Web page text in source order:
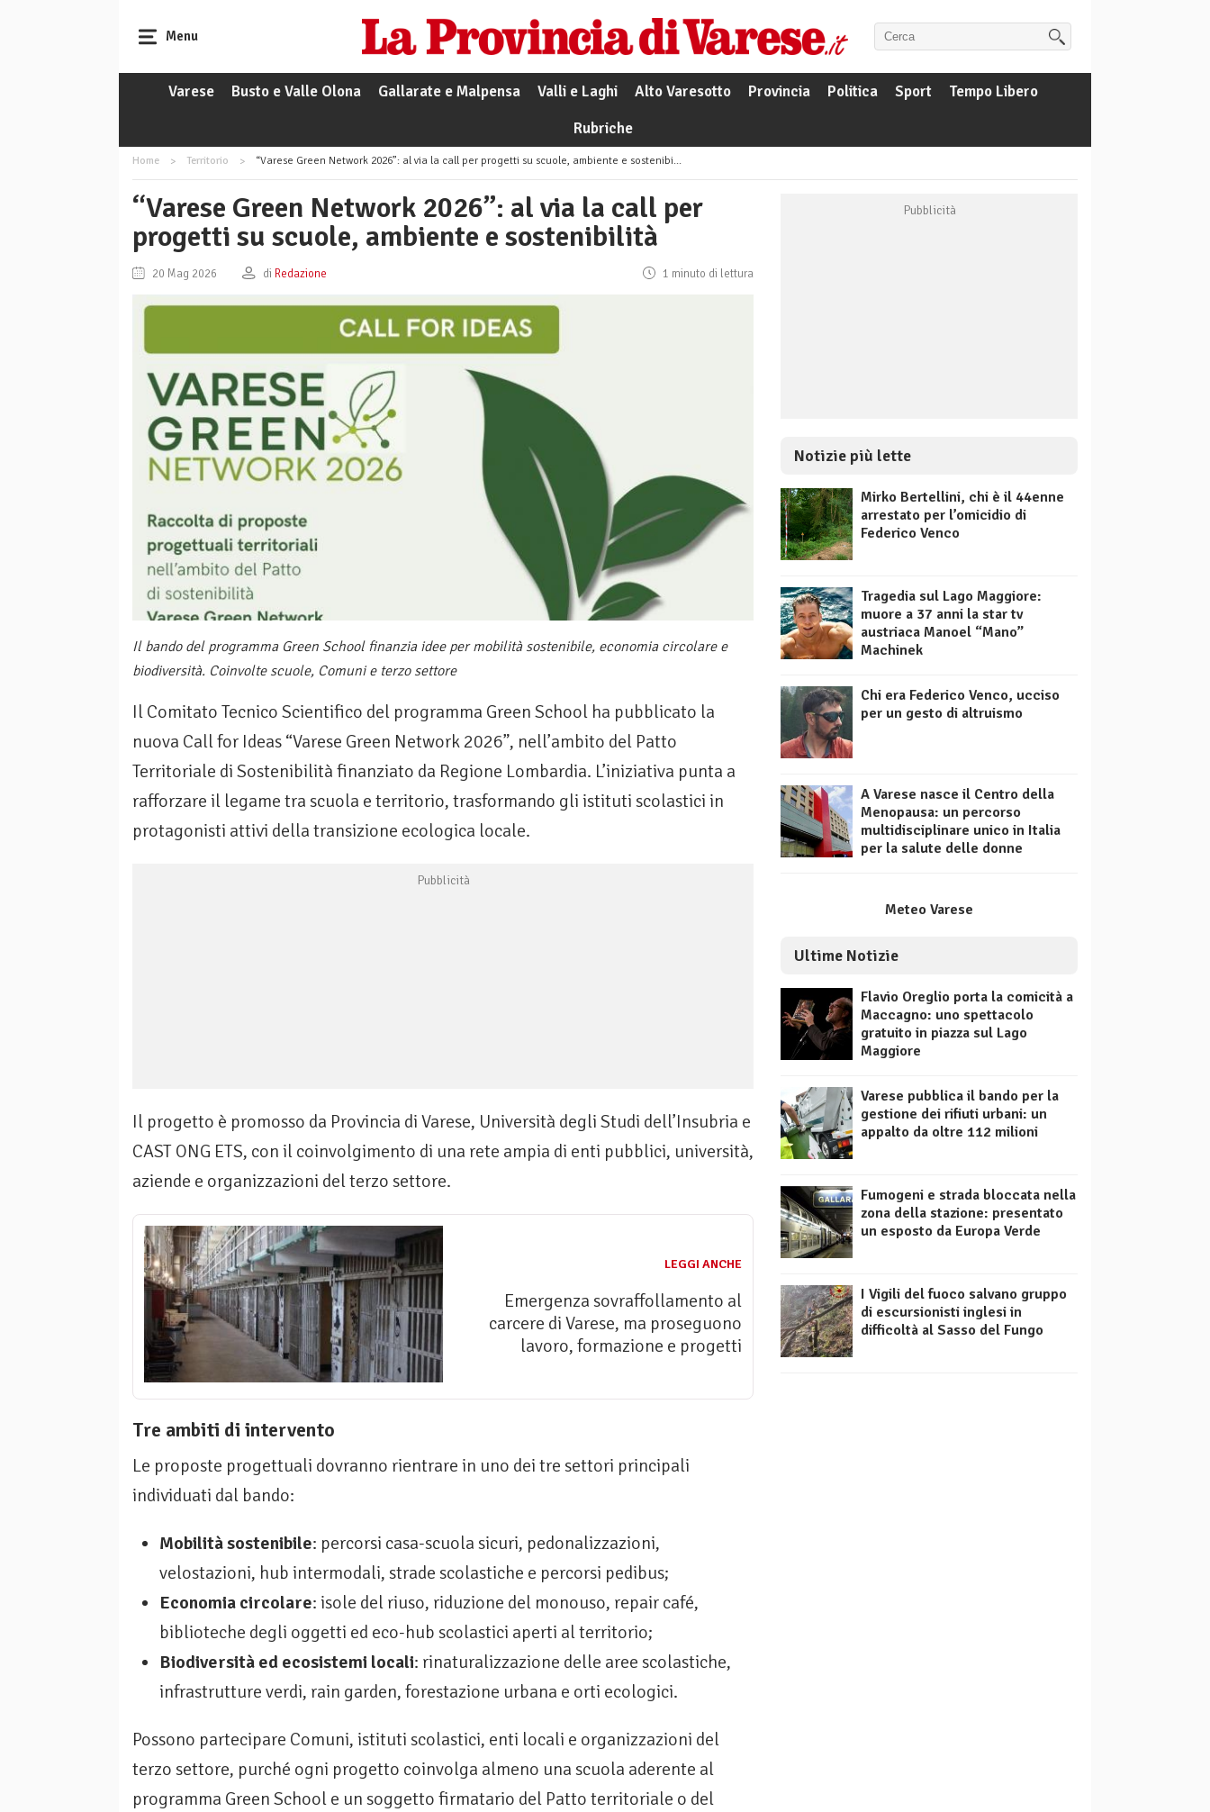
Menu
Varese Busto e Valle Olona Gallarate e Malpensa Valli e Laghi Alto Varesotto Provincia Politica Sport
Tempo Libero
Rubriche
Home Territorio “Varese Green Network 2026”: al via la call per progetti su scuole, ambiente e sostenibilità
“Varese Green Network 2026”: al via la call per
progetti su scuole, ambiente e sostenibilità
20 Mag 2026 di Redazione 1 minuto di lettura
Il bando del programma Green School finanzia idee per mobilità sostenibile, economia circolare e
biodiversità. Coinvolte scuole, Comuni e terzo settore
Il Comitato Tecnico Scientifico del programma Green School ha pubblicato la
nuova Call for Ideas “Varese Green Network 2026”, nell’ambito del Patto
Territoriale di Sostenibilità finanziato da Regione Lombardia. L’iniziativa punta a
rafforzare il legame tra scuola e territorio, trasformando gli istituti scolastici in
protagonisti attivi della transizione ecologica locale.
Il progetto è promosso da Provincia di Varese, Università degli Studi dell’Insubria e
CAST ONG ETS, con il coinvolgimento di una rete ampia di enti pubblici, università,
aziende e organizzazioni del terzo settore.
LEGGI ANCHE
Emergenza sovraffollamento al
carcere di Varese, ma proseguono
lavoro, formazione e progetti
Tre ambiti di intervento
Le proposte progettuali dovranno rientrare in uno dei tre settori principali
individuati dal bando:
Mobilità sostenibile: percorsi casa-scuola sicuri, pedonalizzazioni,
velostazioni, hub intermodali, strade scolastiche e percorsi pedibus;
Economia circolare: isole del riuso, riduzione del monouso, repair café,
biblioteche degli oggetti ed eco-hub scolastici aperti al territorio;
Biodiversità ed ecosistemi locali: rinaturalizzazione delle aree scolastiche,
infrastrutture verdi, rain garden, forestazione urbana e orti ecologici.
Possono partecipare Comuni, istituti scolastici, enti locali e organizzazioni del
terzo settore, purché ogni progetto coinvolga almeno una scuola aderente al
programma Green School e un soggetto firmatario del Patto territoriale o del
Notizie più lette
Mirko Bertellini, chi è il 44enne
arrestato per l’omicidio di
Federico Venco
Tragedia sul Lago Maggiore:
muore a 37 anni la star tv
austriaca Manoel “Mano”
Machinek
Chi era Federico Venco, ucciso
per un gesto di altruismo
A Varese nasce il Centro della
Menopausa: un percorso
multidisciplinare unico in Italia
per la salute delle donne
Meteo Varese
Ultime Notizie
Flavio Oreglio porta la comicità a
Maccagno: uno spettacolo
gratuito in piazza sul Lago
Maggiore
Varese pubblica il bando per la
gestione dei rifiuti urbani: un
appalto da oltre 112 milioni
Fumogeni e strada bloccata nella
zona della stazione: presentato
un esposto da Europa Verde
I Vigili del fuoco salvano gruppo
di escursionisti inglesi in
difficoltà al Sasso del Fungo